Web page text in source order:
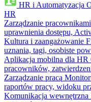
HR i Automatyzacja
HR
Zarządzanie pracownikami
uprawnienia dostępu,
Kultura i zaangażowanie
uznania, tagi, osobiste
Aplikacja mobilna dla HR
pracowników,
Zarządzanie pracą
raportów pracy, widoku
Komunikacja wewnętrzna